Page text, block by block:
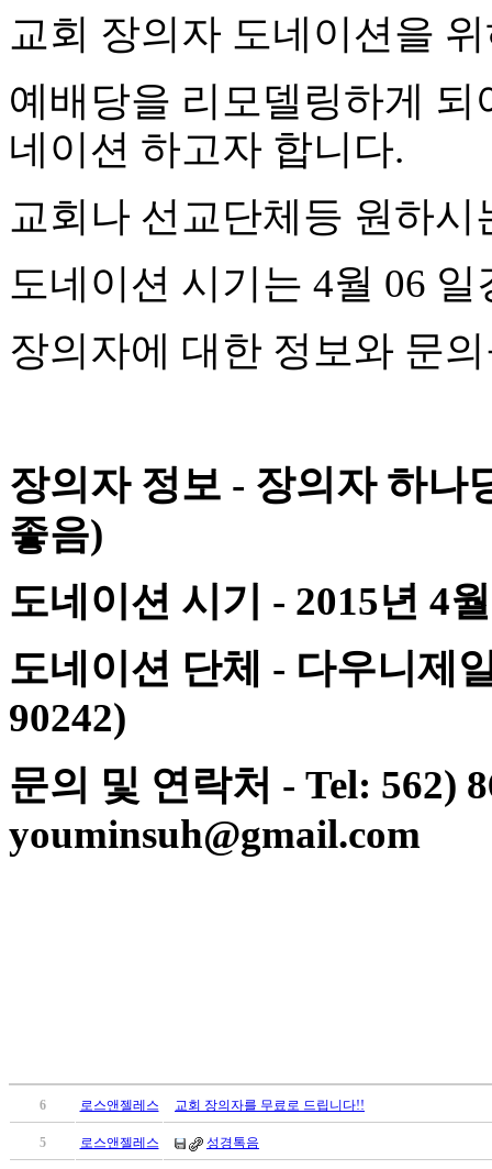
출
마
브
주
야
우
성
비
리
지
구
입
기
부
치
료
약
임
중
절
리
트
료
교회 장의자 도네이션을
예배당을 리모델링하게 되
네이션 하고자 합니다.
교회나 선교단체등 원하시
도네이션 시기는 4월 06 일
장의자에 대한 정보와 문
장의자 정보 - 장의자 하나
좋음)
도네이션 시기 - 2015년 4월
도네이션 단체 - 다우니제
90242)
문의 및 연락처 - Tel: 562)
youminsuh@gmail.com
6 로스앤젤레스 교회 장의자를 무료로 드립니다!!
5 로스앤젤레스 성경톡음